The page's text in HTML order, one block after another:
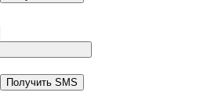
Получить SMS